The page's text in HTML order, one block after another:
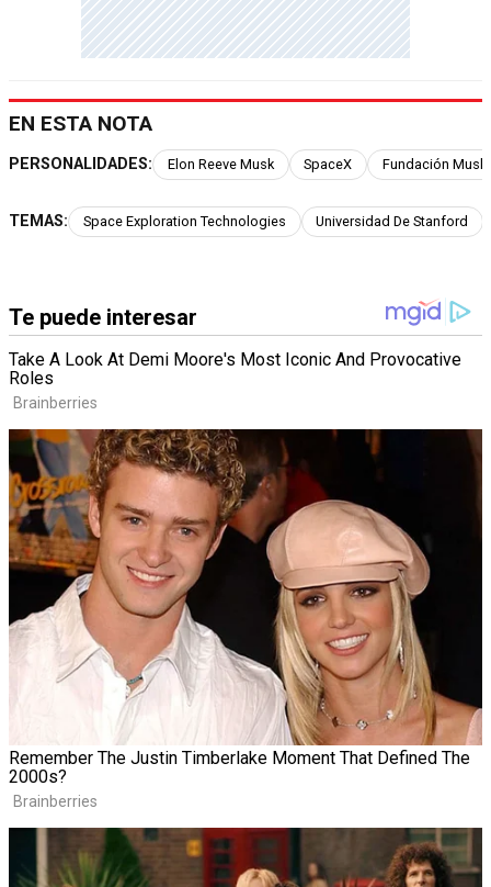
EN ESTA NOTA
PERSONALIDADES: Elon Reeve Musk SpaceX Fundación Musk
TEMAS: Space Exploration Technologies Universidad De Stanford